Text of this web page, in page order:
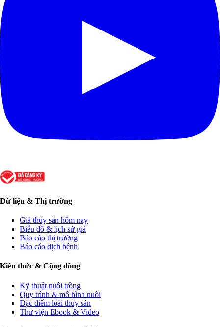
Dữ liệu & Thị trường
Giá thủy sản hôm nay
Biểu đồ & lịch sử giá
Báo cáo thị trường
Báo cáo dịch bệnh
Kiến thức & Cộng đồng
Kỹ thuật nuôi trồng
Quy trình & mô hình nuôi
Đặc điểm loài thủy sản
Thư viện Ebook & Video